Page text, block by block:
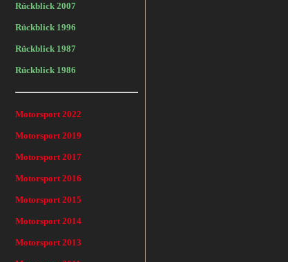
Rückblick 2007
Rückblick 1996
Rückblick 1987
Rückblick 1986
Motorsport 2022
Motorsport 2019
Motorsport 2017
Motorsport 2016
Motorsport 2015
Motorsport 2014
Motorsport 2013